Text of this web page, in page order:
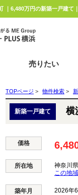
6,480万円の新築一戸建て
売りたい
TOPページ > 物件検索 >
新築一戸建て 横
価格
所在地 神奈川
この地
築年月 2026年